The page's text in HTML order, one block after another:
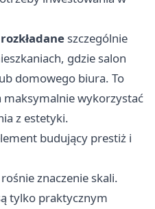
szczególnie
gdzie salon
domowego biura. To
wykorzystać
z estetyki.
budujący prestiż i
znaczenie skali.
tylko praktycznym